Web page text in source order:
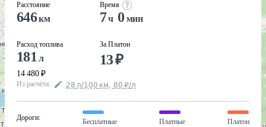
Расстояние
646км
Расход топлива
181 л
14 480 ₽
Время
7ч 0 мин
За Платон
13₽
Из расчёта: 28 л/100 км, 80 ₽/л
Дороги:
Бесплатные Платные Платон